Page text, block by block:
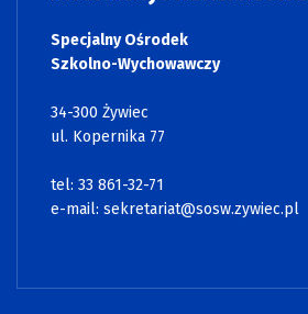
Specjalny Ośrodek
Szkolno-Wychowawczy
34-300 Żywiec
ul. Kopernika 77
tel: 33 861-32-71
e-mail: sekretariat@sosw.zywiec.pl